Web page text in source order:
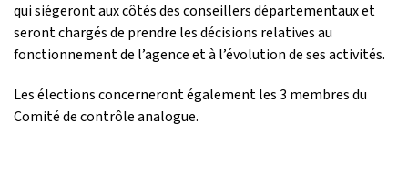
qui siégeront aux côtés des conseillers départementaux et
seront chargés de prendre les décisions relatives au
fonctionnement de l’agence et à l’évolution de ses activités.
Les élections concerneront également les 3 membres du
Comité de contrôle analogue.